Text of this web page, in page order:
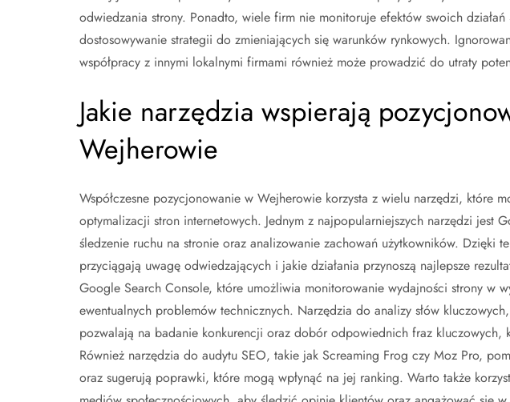
odwiedzania strony. Ponadto, wiele firm nie monitoruje efektów swoich
dostosowywanie strategii do zmieniających się warunków rynkowych.
współpracy z innymi lokalnymi firmami również może prowadzić do utraty
Jakie narzędzia wspierają
Wejherowie
Współczesne pozycjonowanie w Wejherowie korzysta z wielu narzędzi, które
optymalizacji stron internetowych. Jednym z najpopularniejszych narzędzi jest
śledzenie ruchu na stronie oraz analizowanie zachowań użytkowników. Dzięki
przyciągają uwagę odwiedzających i jakie działania przynoszą najlepsze
Google Search Console, które umożliwia monitorowanie wydajności strony w
ewentualnych problemów technicznych. Narzędzia do analizy słów
pozwalają na badanie konkurencji oraz dobór odpowiednich fraz kluczowych,
Również narzędzia do audytu SEO, takie jak Screaming Frog czy Moz Pro,
oraz sugerują poprawki, które mogą wpłynąć na jej ranking. Warto także